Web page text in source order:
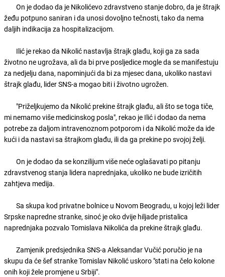
On je dodao da je Nikolićevo zdravstveno stanje dobro, da je štrajk
žeđu potpuno saniran i da unosi dovoljno tečnosti, tako da nema
daljih indikacija za hospitalizacijom.
Ilić je rekao da Nikolić nastavlja štrajk glađu, koji ga za sada
životno ne ugrožava, ali da bi prve posljedice mogle da se manifestuju
za nedjelju dana, napominjući da bi za mjesec dana, ukoliko nastavi
štrajk glađu, lider SNS-a mogao biti i životno ugrožen.
"Priželjkujemo da Nikolić prekine štrajk glađu, ali što se toga tiče,
mi nemamo više medicinskog posla", rekao je Ilić i dodao da nema
potrebe za daljom intravenoznom potporom i da Nikolić može da ide
kući i da nastavi sa štrajkom glađu, ili da ga prekine po svojoj želji.
On je dodao da se konzilijum više neće oglašavati po pitanju
zdravstvenog stanja lidera naprednjaka, ukoliko ne bude izričitih
zahtjeva medija.
Sa skupa kod privatne bolnice u Novom Beogradu, u kojoj leži lider
Srpske napredne stranke, sinoć je oko dvije hiljade pristalica
naprednjaka pozvalo Tomislava Nikolića da prekine štrajk glađu.
Zamjenik predsjednika SNS-a Aleksandar Vučić poručio je na
skupu da će šef stranke Tomislav Nikolić uskoro "stati na čelo kolone
onih koji žele promjene u Srbiji".